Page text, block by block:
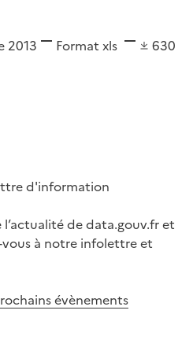
2013 Format xls
630
d'information
de data.gouv.fr et
vous à notre infolettre et
évènements